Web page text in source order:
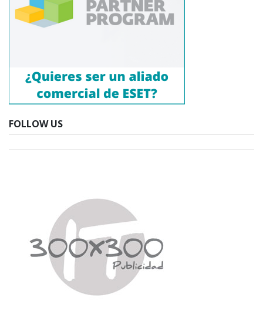
FOLLOW US